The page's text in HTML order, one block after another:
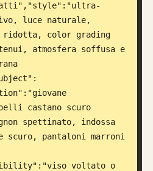
luce naturale,
ridotta, color grading
atmosfera soffusa e
castano scuro
spettinato, indossa
scuro, pantaloni marroni
voltato o